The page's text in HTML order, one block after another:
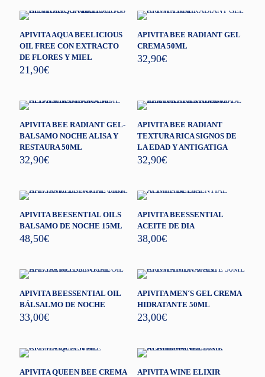
APIVITA AQUA BEELICIOUS
OIL FREE CON EXTRACTO
DE FLORES Y MIEL
21,90€
APIVITA BEE RADIANT GEL
CREMA 50ML
32,90€
APIVITA BEE RADIANT GEL-
BALSAMO NOCHE ALISA Y
RESTAURA 50ML
32,90€
APIVITA BEE RADIANT
TEXTURA RICA SIGNOS DE
LA EDAD Y ANTIGATIGA
32,90€
APIVITA BEESENTIAL OILS
BALSAMO DE NOCHE 15ML
48,50€
APIVITA BEESSENTIAL
ACEITE DE DIA
38,00€
APIVITA BEESSENTIAL OIL
BÁLSALMO DE NOCHE
33,00€
APIVITA MEN´S GEL CREMA
HIDRATANTE 50ML
23,00€
APIVITA QUEEN BEE CREMA
APIVITA WINE ELIXIR